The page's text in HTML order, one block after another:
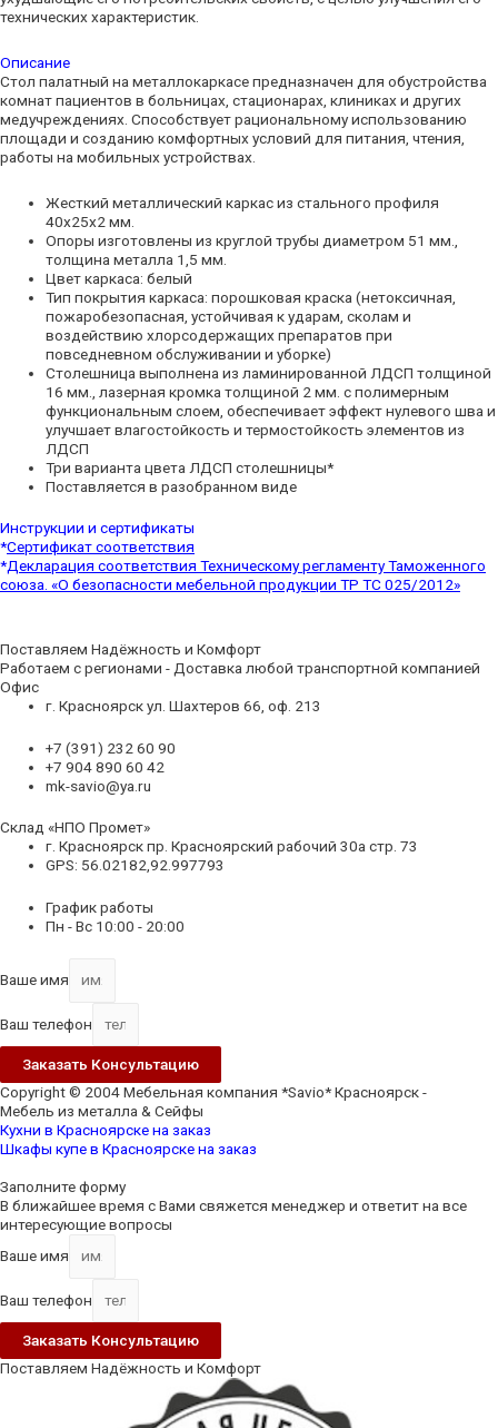
технических характеристик.
Описание
Стол палатный на металлокаркасе предназначен для обустройства
комнат пациентов в больницах, стационарах, клиниках и других
медучреждениях. Способствует рациональному использованию
площади и созданию комфортных условий для питания, чтения,
работы на мобильных устройствах.
Жесткий металлический каркас из стального профиля
40х25х2 мм.
Опоры изготовлены из круглой трубы диаметром 51 мм.,
толщина металла 1,5 мм.
Цвет каркаса: белый
Тип покрытия каркаса: порошковая краска (нетоксичная,
пожаробезопасная, устойчивая к ударам, сколам и
воздействию хлорсодержащих препаратов при
повседневном обслуживании и уборке)
Столешница выполнена из ламинированной ЛДСП толщиной
16 мм., лазерная кромка толщиной 2 мм. с полимерным
функциональным слоем, обеспечивает эффект нулевого шва и
улучшает влагостойкость и термостойкость элементов из
ЛДСП
Три варианта цвета ЛДСП столешницы*
Поставляется в разобранном виде
Инструкции и сертификаты
*Сертификат соответствия
*Декларация соответствия Техническому регламенту Таможенного
союза. «О безопасности мебельной продукции ТР ТС 025/2012»
Поставляем Надёжность и Комфорт
Работаем с регионами - Доставка любой транспортной компанией
Офис
г. Красноярск ул. Шахтеров 66, оф. 213
+7 (391) 232 60 90
+7 904 890 60 42
mk-savio@ya.ru
Склад «НПО Промет»
г. Красноярск пр. Красноярский рабочий 30а стр. 73
GPS: 56.02182,92.997793
График работы
Пн - Вс 10:00 - 20:00
Ваше имя
Ваш телефон
Заказать Консультацию
Copyright © 2004 Мебельная компания *Savio* Красноярск -
Мебель из металла & Сейфы
Кухни в Красноярске на заказ
Шкафы купе в Красноярске на заказ
Up
Заполните форму
В ближайшее время с Вами свяжется менеджер и ответит на все
интересующие вопросы
Ваше имя
Ваш телефон
Заказать Консультацию
Поставляем Надёжность и Комфорт